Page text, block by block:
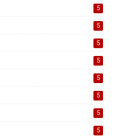
5
5
5
5
5
5
5
5